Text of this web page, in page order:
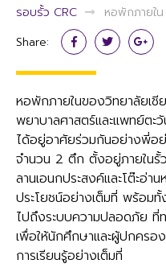
รอบรั้ว CRC
หอพักภายใน
Share:
หอพักภายในของวิทยาลัยเ
พยาบาลศาสตร์และแพทย์ตะ
ได้อยู่อาศัยร่วมกันอย่างพี่อ
จำนวน 2 ตึก ตั้งอยู่ภายใน
ลานเอนกประสงค์และโต๊ะอ่
ประโยชน์อย่างเต็มที่ พร้อม
ไปถึงระบบความปลอดภัย ที่
เพื่อให้นักศึกษาและผู้ปกครอ
การเรียนรู้อย่างเต็มที่